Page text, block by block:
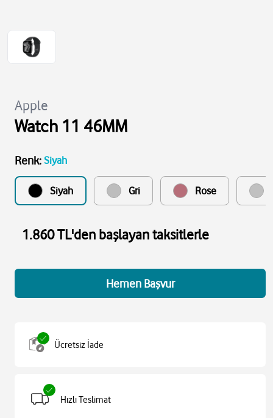
Apple
Watch 11 46MM
Renk: Siyah
Siyah Gri Rose
1.860 TL'den başlayan taksitlerle
Hemen Başvur
Ücretsiz İade
Hızlı Teslimat